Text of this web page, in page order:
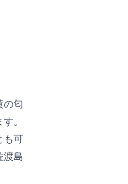
の匂
。
も可
渡島